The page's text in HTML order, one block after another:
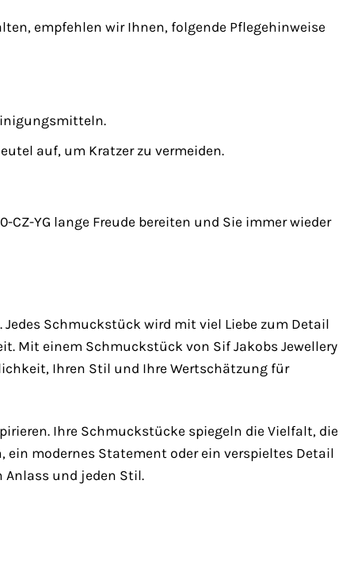
empfehlen wir Ihnen, folgende Pflegehinweise
auf, um Kratzer zu vermeiden.
CZ-YG lange Freude bereiten und Sie immer wieder
Schmuckstück wird mit viel Liebe zum Detail
Mit einem Schmuckstück von Sif Jakobs Jewellery
Ihren Stil und Ihre Wertschätzung für
Ihre Schmuckstücke spiegeln die Vielfalt, die
ein modernes Statement oder ein verspieltes Detail
Anlass und jeden Stil.